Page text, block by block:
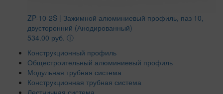
ZP-10-2S | Зажимной алюминиевый профиль, паз 10,
двусторонний (Анодированный)
534.00 руб. ⓘ
Конструкционный профиль
Общестроительный алюминиевый профиль
Модульная трубная система
Конструкционная трубная система